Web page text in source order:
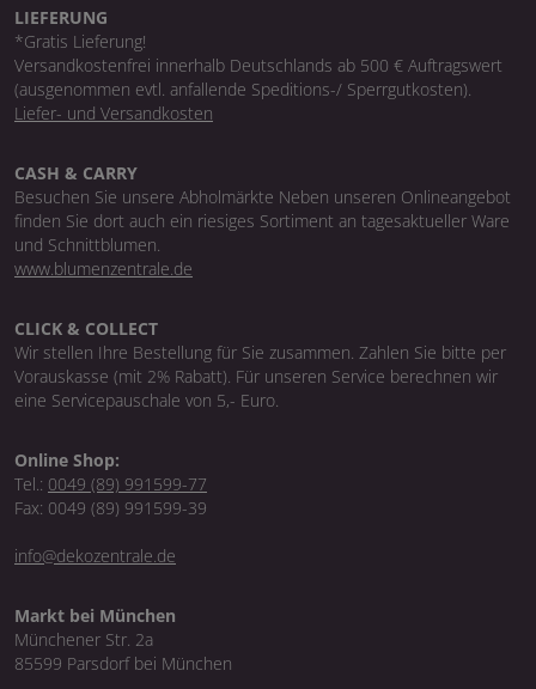
LIEFERUNG
*Gratis Lieferung!
Versandkostenfrei innerhalb Deutschlands ab 500 € Auftragswert
(ausgenommen evtl. anfallende Speditions-/ Sperrgutkosten).
Liefer- und Versandkosten
CASH & CARRY
Besuchen Sie unsere Abholmärkte Neben unseren Onlineangebot
finden Sie dort auch ein riesiges Sortiment an tagesaktueller Ware
und Schnittblumen.
www.blumenzentrale.de
CLICK & COLLECT
Wir stellen Ihre Bestellung für Sie zusammen. Zahlen Sie bitte per
Vorauskasse (mit 2% Rabatt). Für unseren Service berechnen wir
eine Servicepauschale von 5,- Euro.
Online Shop:
Tel.: 0049 (89) 991599-77
Fax: 0049 (89) 991599-39
info@dekozentrale.de
Markt bei München
Münchener Str. 2a
85599 Parsdorf bei München